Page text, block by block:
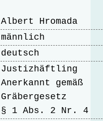
Albert Hromada
männlich
deutsch
Justizhäftling
Anerkannt gemäß
Gräbergesetz
§ 1 Abs. 2 Nr. 4